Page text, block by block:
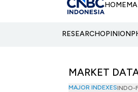
HOME
RESEARCHOPINION
MARKET
MAJOR INDEXESINDO-